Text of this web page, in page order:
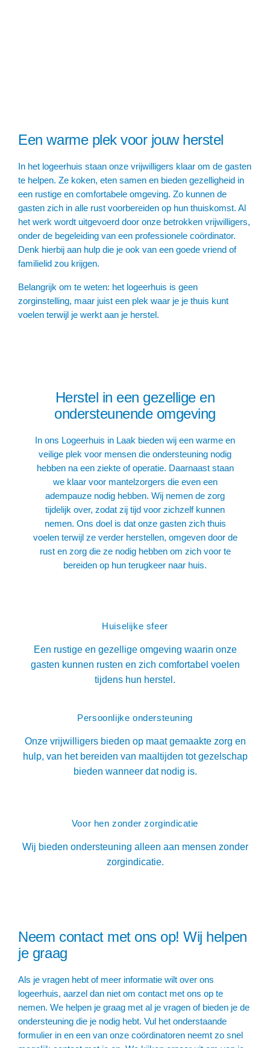
Een warme plek voor jouw herstel
In het logeerhuis staan onze vrijwilligers klaar om de gasten
te helpen. Ze koken, eten samen en bieden gezelligheid in
een rustige en comfortabele omgeving. Zo kunnen de
gasten zich in alle rust voorbereiden op hun thuiskomst. Al
het werk wordt uitgevoerd door onze betrokken vrijwilligers,
onder de begeleiding van een professionele coördinator.
Denk hierbij aan hulp die je ook van een goede vriend of
familielid zou krijgen.
Belangrijk om te weten: het logeerhuis is geen
zorginstelling, maar juist een plek waar je je thuis kunt
voelen terwijl je werkt aan je herstel.
Herstel in een gezellige en
ondersteunende omgeving
In ons Logeerhuis in Laak bieden wij een warme en
veilige plek voor mensen die ondersteuning nodig
hebben na een ziekte of operatie. Daarnaast staan
we klaar voor mantelzorgers die even een
adempauze nodig hebben. Wij nemen de zorg
tijdelijk over, zodat zij tijd voor zichzelf kunnen
nemen. Ons doel is dat onze gasten zich thuis
voelen terwijl ze verder herstellen, omgeven door de
rust en zorg die ze nodig hebben om zich voor te
bereiden op hun terugkeer naar huis.
Huiselijke sfeer
Een rustige en gezellige omgeving waarin onze
gasten kunnen rusten en zich comfortabel voelen
tijdens hun herstel.
Persoonlijke ondersteuning
Onze vrijwilligers bieden op maat gemaakte zorg en
hulp, van het bereiden van maaltijden tot gezelschap
bieden wanneer dat nodig is.
Voor hen zonder zorgindicatie
Wij bieden ondersteuning alleen aan mensen zonder
zorgindicatie.
Neem contact met ons op! Wij helpen
je graag
Als je vragen hebt of meer informatie wilt over ons
logeerhuis, aarzel dan niet om contact met ons op te
nemen. We helpen je graag met al je vragen of bieden je de
ondersteuning die je nodig hebt. Vul het onderstaande
formulier in en een van onze coördinatoren neemt zo snel